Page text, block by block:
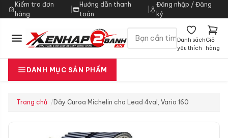
Kiểm tra đơn
hàng
|
Hướng dẫn thanh
toán
Đăng nhập / Đăng
ký
Danh sách
yêu thích
Giỏ
hàng
DANH MỤC SẢN PHẨM
Trang chủ Dây Curoa Michelin cho Lead 4val, Vario 160